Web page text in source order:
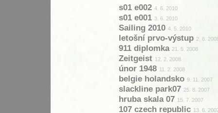
s01 e002 4. 6. 2010
s01 e001 3. 6. 2010
Sailing 2010 4. 5. 2010
letošní prvo-výstup 2. 6.
911 diplomka 21. 5. 2008
Zeitgeist 12. 2. 2008
únor 1948 11. 2. 2008
belgie holandsko 9. 11. 2007
slackline park07 25. 8. 2007
hruba skala 07 15. 7. 2007
107 czech republic 13. 6.